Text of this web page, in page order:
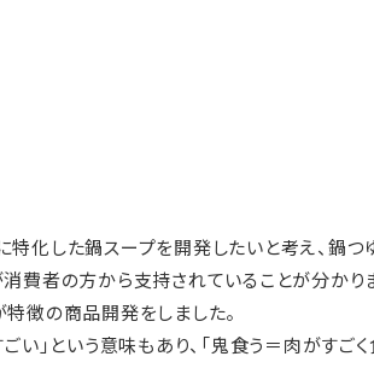
特化した鍋スープを開発したいと考え、鍋
消費者の方から支持されていることが分か
特徴の商品開発をしました。
ごい」という意味もあり、「鬼食う＝肉がす